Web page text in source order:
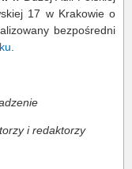
17 w Krakowie o
bezpośredni
i redaktorzy